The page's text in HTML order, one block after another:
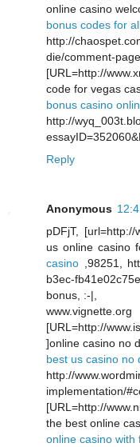
online casino
bonus codes for
http://
die/comment-
[URL=http://
code for vegas
bonus casino
http://
Reply
Anonymous
pDFjT, [url=http://
us online casino
casino ,98251,
b3ec-
bonus, :-|,
www.vignette.org
[URL=http://
]online casino no
best us casino no
http://
implementation/
[URL=http://
the best online
online casino with